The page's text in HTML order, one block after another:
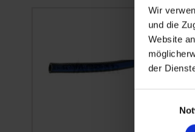
Wir
und die
Website
der